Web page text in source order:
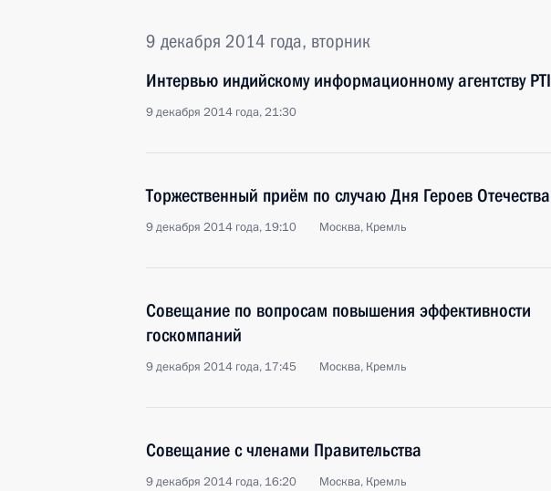
9 декабря 2014 года, вторник
Интервью индийскому информационному агентству PTI
9 декабря 2014 года, 21:30
Торжественный приём по случаю Дня Героев Отечества
9 декабря 2014 года, 19:10 Москва, Кремль
Совещание по вопросам повышения эффективности
госкомпаний
9 декабря 2014 года, 17:45 Москва, Кремль
Совещание с членами Правительства
9 декабря 2014 года, 16:20 Москва, Кремль